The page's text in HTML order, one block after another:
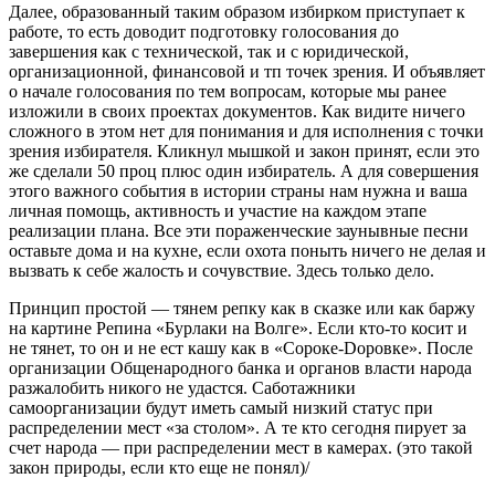
Далее, образованный таким образом избирком приступает к
работе, то есть доводит подготовку голосования до
завершения как с технической, так и с юридической,
организационной, финансовой и тп точек зрения. И объявляет
о начале голосования по тем вопросам, которые мы ранее
изложили в своих проектах документов. Как видите ничего
сложного в этом нет для понимания и для исполнения с точки
зрения избирателя. Кликнул мышкой и закон принят, если это
же сделали 50 проц плюс один избиратель. А для совершения
этого важного события в истории страны нам нужна и ваша
личная помощь, активность и участие на каждом этапе
реализации плана. Все эти пораженческие заунывные песни
оставьте дома и на кухне, если охота поныть ничего не делая и
вызвать к себе жалость и сочувствие. Здесь только дело.
Принцип простой — тянем репку как в сказке или как баржу
на картине Репина «Бурлаки на Волге». Если кто-то косит и
не тянет, то он и не ест кашу как в «Сороке-Dоровке». После
организации Общенародного банка и органов власти народа
разжалобить никого не удастся. Саботажники
самоорганизации будут иметь самый низкий статус при
распределении мест «за столом». А те кто сегодня пирует за
счет народа — при распределении мест в камерах. (это такой
закон природы, если кто еще не понял)/